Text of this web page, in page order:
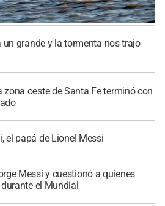
un grande y la tormenta nos trajo
zona oeste de Santa Fe terminó con
el papá de Lionel Messi
Messi y cuestionó a quienes
el Mundial